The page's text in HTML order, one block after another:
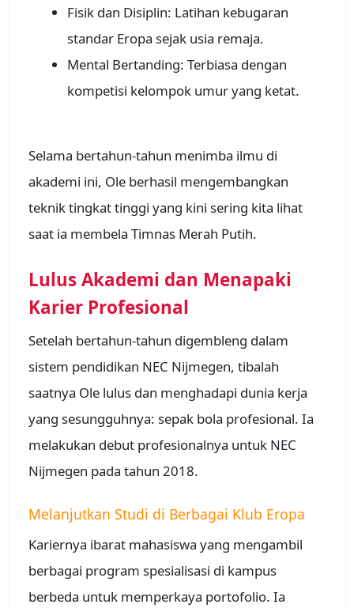
Fisik dan Disiplin: Latihan kebugaran
standar Eropa sejak usia remaja.
Mental Bertanding: Terbiasa dengan
kompetisi kelompok umur yang ketat.
Selama bertahun-tahun menimba ilmu di
akademi ini, Ole berhasil mengembangkan
teknik tingkat tinggi yang kini sering kita lihat
saat ia membela Timnas Merah Putih.
Lulus Akademi dan Menapaki
Karier Profesional
Setelah bertahun-tahun digembleng dalam
sistem pendidikan NEC Nijmegen, tibalah
saatnya Ole lulus dan menghadapi dunia kerja
yang sesungguhnya: sepak bola profesional. Ia
melakukan debut profesionalnya untuk NEC
Nijmegen pada tahun 2018.
Melanjutkan Studi di Berbagai Klub Eropa
Kariernya ibarat mahasiswa yang mengambil
berbagai program spesialisasi di kampus
berbeda untuk memperkaya portofolio. Ia